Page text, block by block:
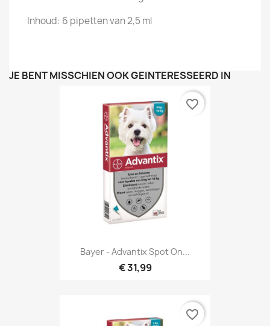
Inhoud: 6 pipetten van 2,5 ml
JE BENT MISSCHIEN OOK GEÏNTERESSEERD IN
Bayer - Advantix Spot On...
€ 31,99
favorite_border
favorite_border